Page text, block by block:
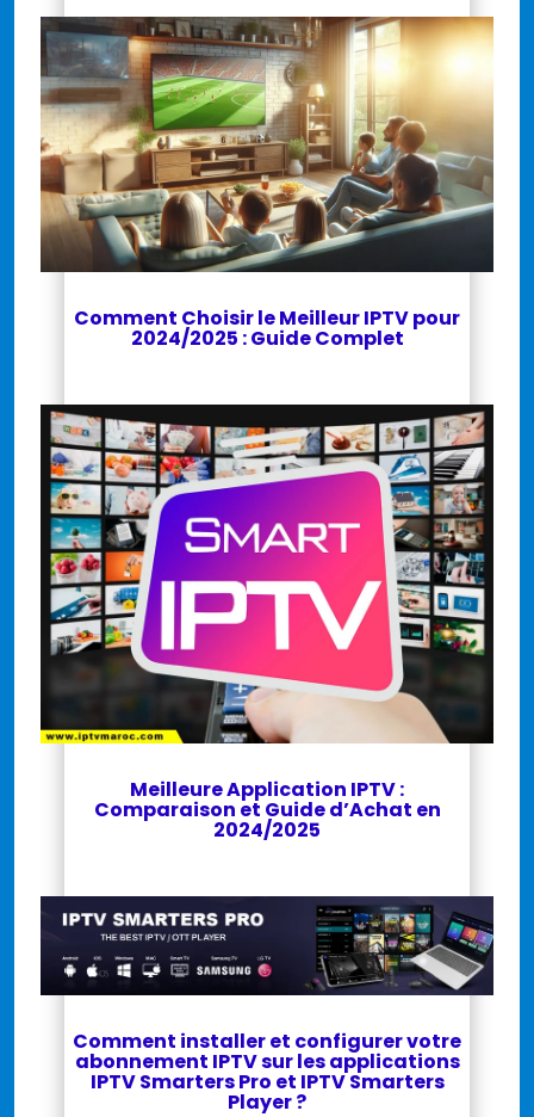
Comment Choisir le Meilleur IPTV pour
2024/2025 : Guide Complet
Meilleure Application IPTV :
Comparaison et Guide d’Achat en
2024/2025
Comment installer et configurer votre
abonnement IPTV sur les applications
IPTV Smarters Pro et IPTV Smarters
Player ?